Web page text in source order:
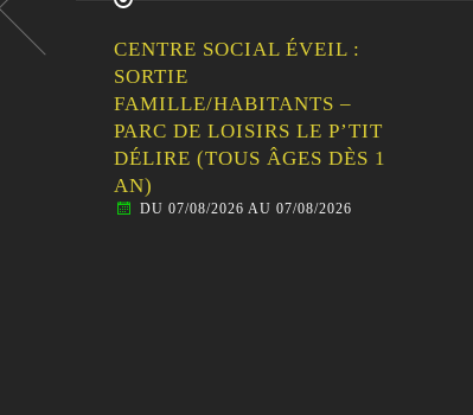
CENTRE SOCIAL ÉVEIL :
LES ATELIERS EN FAMILLE
/ INITIATION AU CIRQUE
DU 11/08/2026 AU 11/08/2026